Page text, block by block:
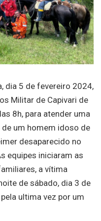
dia 5 de fevereiro 2024,
Militar de Capivari de
8h, para atender uma
um homem idoso de
desaparecido no
equipes iniciaram as
a vítima
de sábado, dia 3 de
ultima vez por um